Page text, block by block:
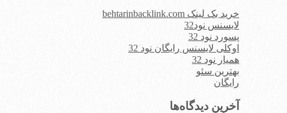
خرید بک لینک behtarinbacklink.com
لایسنس نود32
پسورد نود 32
اوکلی لایسنس رایگان نود 32
همیار نود 32
بهترین سئو
رایگان
آخرین دیدگاه‌ها